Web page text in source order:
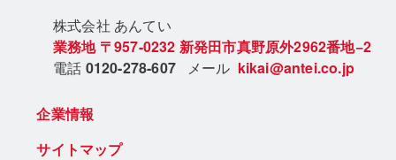
株式会社 あんてい
業務地 〒957-0232 新発田市真野原外2962番地−2
電話 0120-278-607 メール kikai@antei.co.jp
企業情報
サイトマップ